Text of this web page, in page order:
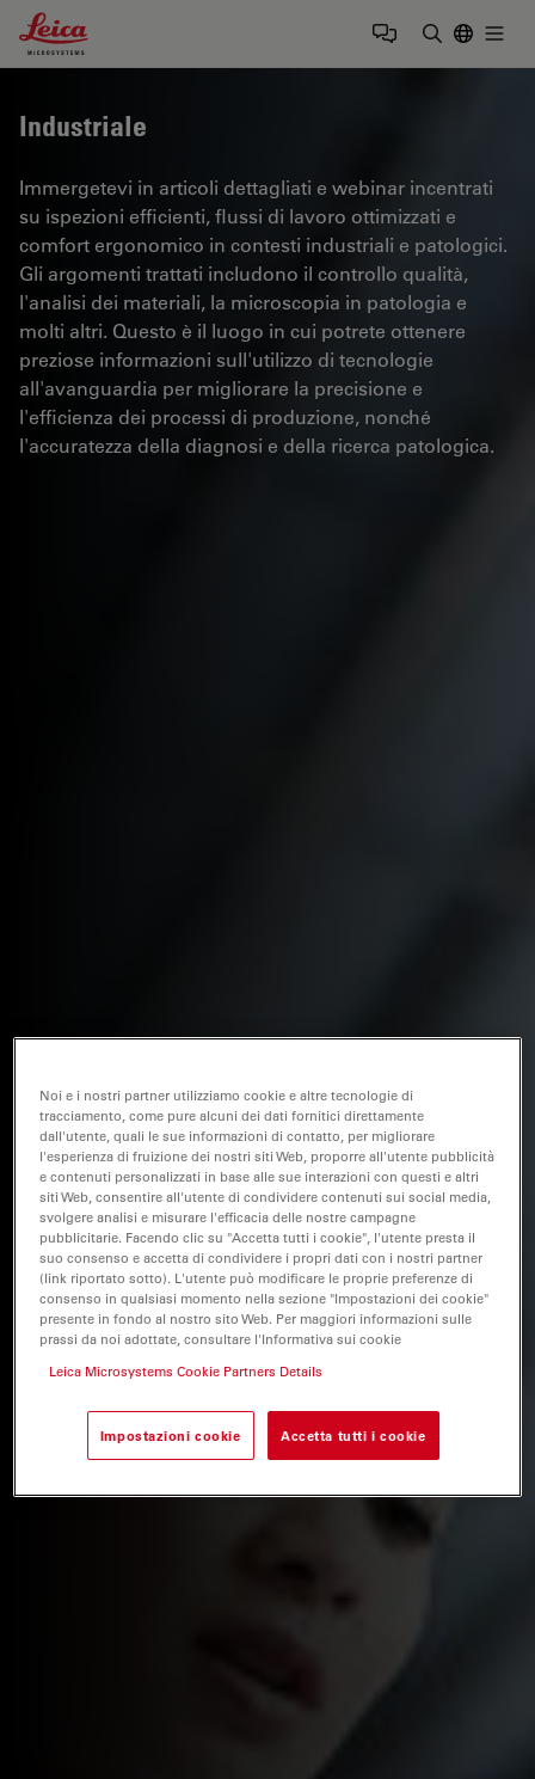
Leica Microsystems Logo
Industriale
Immergetevi in articoli dettagliati e webinar incentrati
su ispezioni efficienti, flussi di lavoro ottimizzati e
comfort ergonomico in contesti industriali e patologici.
Gli argomenti trattati includono il controllo qualità,
l'analisi dei materiali, la microscopia in patologia e
molti altri. Questo è il luogo in cui potrete ottenere
preziose informazioni sull'utilizzo di tecnologie
all'avanguardia per migliorare la precisione e
l'efficienza dei processi di produzione, nonché
l'accuratezza della diagnosi e della ricerca patologica.
Noi e i nostri partner utilizziamo cookie e altre tecnologie di
tracciamento, come pure alcuni dei dati fornitici direttamente
dall'utente, quali le sue informazioni di contatto, per migliorare
l'esperienza di fruizione dei nostri siti Web, proporre all'utente pubblicità
e contenuti personalizzati in base alle sue interazioni con questi e altri
siti Web, consentire all'utente di condividere contenuti sui social media,
svolgere analisi e misurare l'efficacia delle nostre campagne
pubblicitarie. Facendo clic su "Accetta tutti i cookie", l'utente presta il
suo consenso e accetta di condividere i propri dati con i nostri partner
(link riportato sotto). L'utente può modificare le proprie preferenze di
consenso in qualsiasi momento nella sezione "Impostazioni dei cookie"
presente in fondo al nostro sito Web. Per maggiori informazioni sulle
prassi da noi adottate, consultare l'Informativa sui cookie
Leica Microsystems Cookie Partners Details
Impostazioni cookie Accetta tutti i cookie